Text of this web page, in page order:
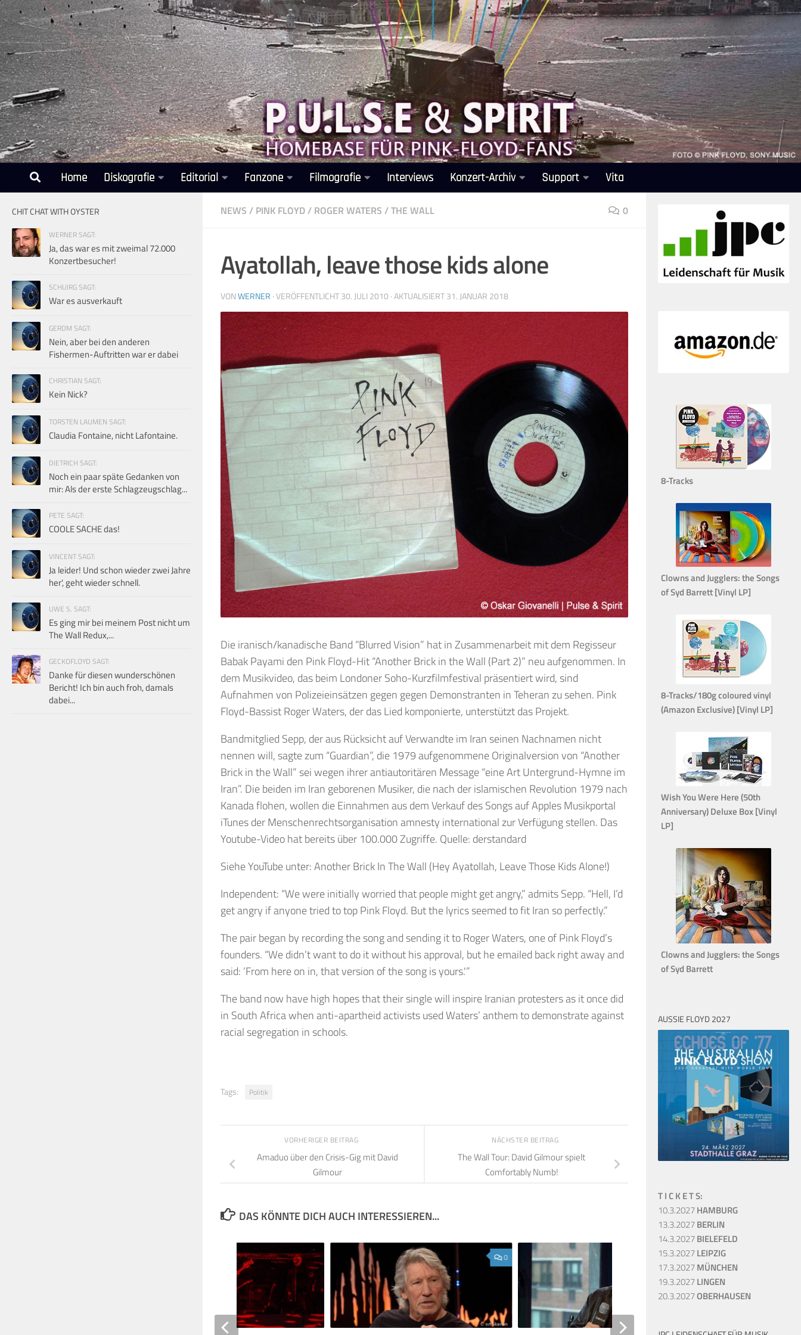
Unter dem Inhalt
Home Diskografie Editorial Fanzone Filmografie Interviews Konzert-Archiv Support Vita
NEWS / PINK FLOYD/ ROGER WATERS /THE WALL 0
Ayatollah, leave those kids alone
VONWERNER · VERÖFFENTLICHT30. JULI 2010 · AKTUALISIERT31. JANUAR 2018
Die iranisch/kanadische Band “Blurred Vision” hat in Zusammenarbeit mit dem Regisseur
Babak Payami den Pink Floyd-Hit “Another Brick in the Wall (Part 2)” neu aufgenommen. In
dem Musikvideo, das beim Londoner Soho-Kurzfilmfestival präsentiert wird, sind
Aufnahmen von Polizeieinsätzen gegen gegen Demonstranten in Teheran zu sehen. Pink
Floyd-Bassist Roger Waters, der das Lied komponierte, unterstützt das Projekt.
Bandmitglied Sepp, der aus Rücksicht auf Verwandte im Iran seinen Nachnamen nicht
nennen will, sagte zum “Guardian”, die 1979 aufgenommene Originalversion von “Another
Brick in the Wall” sei wegen ihrer antiautoritären Message “eine Art Untergrund-Hymne im
Iran”. Die beiden im Iran geborenen Musiker, die nach der islamischen Revolution 1979 nach
Kanada flohen, wollen die Einnahmen aus dem Verkauf des Songs auf Apples Musikportal
iTunes der Menschenrechtsorganisation amnesty international zur Verfügung stellen. Das
Youtube-Video hat bereits über 100.000 Zugriffe. Quelle: derstandard
Siehe YouTube unter: Another Brick In The Wall (Hey Ayatollah, Leave Those Kids Alone!)
Independent: “We were initially worried that people might get angry,” admits Sepp. “Hell, I’d
get angry if anyone tried to top Pink Floyd. But the lyrics seemed to fit Iran so perfectly.”
The pair began by recording the song and sending it to Roger Waters, one of Pink Floyd’s
founders. “We didn’t want to do it without his approval, but he emailed back right away and
said: ‘From here on in, that version of the song is yours.'”
The band now have high hopes that their single will inspire Iranian protesters as it once did
in South Africa when anti-apartheid activists used Waters’ anthem to demonstrate against
racial segregation in schools.
Tags: Politik
NÄCHSTER BEITRAG
The Wall Tour: David Gilmour spielt
Comfortably Numb!
VORHERIGER BEITRAG
Amaduo über den Crisis-Gig mit David
Gilmour
DAS KÖNNTE DICH AUCH INTERESSIEREN...
0 0
CHIT CHAT WITH OYSTER
WERNER SAGT:
Ja, das war es mit zweimal 72.000
Konzertbesucher!
SCHUIRG SAGT:
War es ausverkauft
GERDM SAGT:
Nein, aber bei den anderen
Fishermen-Auftritten war er dabei
CHRISTIAN SAGT:
Kein Nick?
TORSTEN LAUMEN SAGT:
Claudia Fontaine, nicht Lafontaine.
DIETRICH SAGT:
Noch ein paar späte Gedanken von
mir: Als der erste Schlagzeugschlag...
PETE SAGT:
COOLE SACHE das!
VINCENT SAGT:
Ja leider! Und schon wieder zwei Jahre
her', geht wieder schnell.
UWE S. SAGT:
Es ging mir bei meinem Post nicht um
The Wall Redux,...
GECKOFLOYD SAGT:
Danke für diesen wunderschönen
Bericht! Ich bin auch froh, damals
dabei...
8-Tracks
Clowns and Jugglers: the Songs
of Syd Barrett [Vinyl LP]
8-Tracks/180g coloured vinyl
(Amazon Exclusive) [Vinyl LP]
Wish You Were Here (50th
Anniversary) Deluxe Box [Vinyl
LP]
Clowns and Jugglers: the Songs
of Syd Barrett
AUSSIE FLOYD 2027
T I C K E T S:
10.3.2027HAMBURG
13.3.2027BERLIN
14.3.2027BIELEFELD
15.3.2027LEIPZIG
17.3.2027MÜNCHEN
19.3.2027LINGEN
20.3.2027OBERHAUSEN